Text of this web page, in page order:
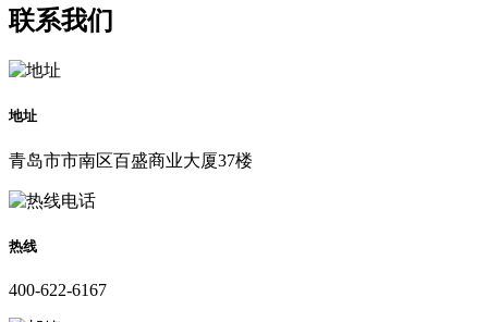
联系我们
地址
青岛市市南区百盛商业大厦37楼
热线
400-622-6167